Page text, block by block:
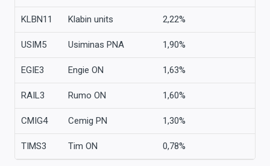
KLBN11 Klabin units 2,22%
USIM5 Usiminas PNA 1,90%
EGIE3 Engie ON 1,63%
RAIL3 Rumo ON 1,60%
CMIG4 Cemig PN 1,30%
TIMS3 Tim ON 0,78%